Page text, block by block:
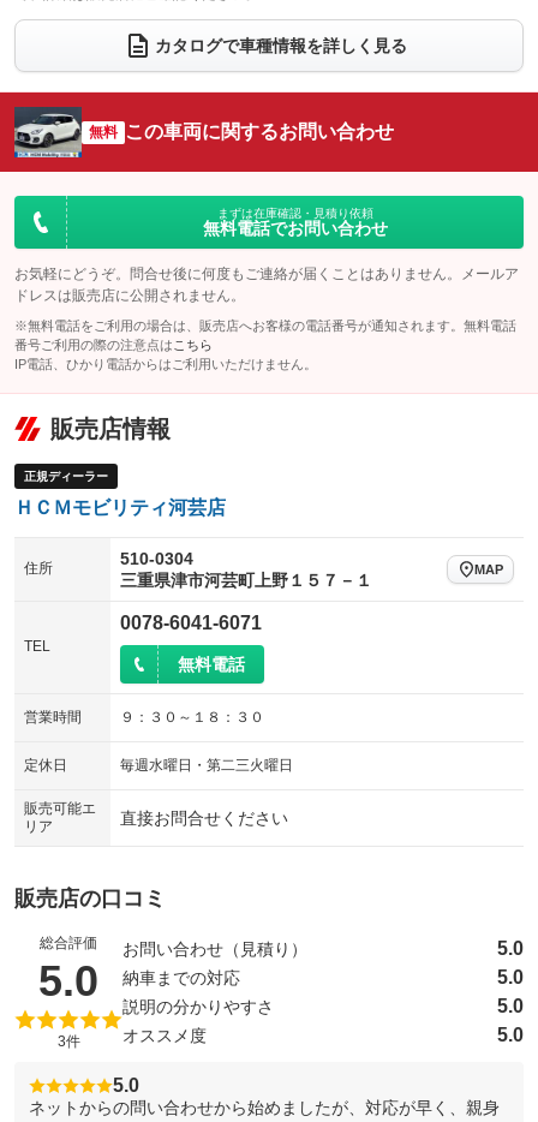
ウォークスルー
電動リアゲート フロントカメラ
：装備あり
シートエアコン
：装備なし 全周囲カメラ
：装備あり
サイドカメラ
：装備あり ルーフレール
：装備なし
エアサスペンション ヘッドライトウォッシャー
カタログで車種情報を詳しく見る
無料 この車両に関するお問い合わせ
まずは在庫確認・見積り依頼
無料電話でお問い合わせ
お気軽にどうぞ。問合せ後に何度もご連絡が届くことはありません。メールア
ドレスは販売店に公開されません。
※無料電話をご利用の場合は、販売店へお客様の電話番号が通知されます。無料電話
番号ご利用の際の注意点は こちら
IP電話、ひかり電話からはご利用いただけません。
販売店情報
正規ディーラー
ＨＣＭモビリティ河芸店
住所
510-0304
三重県津市河芸町上野１５７－１
MAP
TEL
0078-6041-6071
無料電話
営業時間 ９：３０～１８：３０
定休日 毎週水曜日・第二三火曜日
販売可能エ
リア
直接お問合せください
販売店の口コミ
総合評価
5.0 （5点満点中）
3件
お問い合わせ（見積り） 5.0
納車までの対応 5.0
説明の分かりやすさ 5.0
オススメ度 5.0
5.0
ネットからの問い合わせから始めましたが、対応が早く、親身